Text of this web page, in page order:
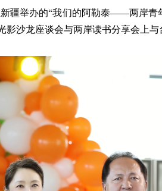
疆举办的“我们的阿勒泰——两岸青
沙龙座谈会与两岸读书分享会上与